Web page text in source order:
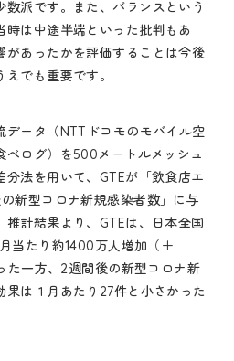
数派です。また、バランスという
時は中途半端といった批判もあ
があったかを評価することは今後
でも重要です。
データ（NTTドコモのモバイル空
べログ）を500メートルメッシュ
分法を用いて、GTEが「飲食店エ
新型コロナ新規感染者数」に与
推計結果より、GTEは、日本全国
当たり約1400万人増加（＋
た一方、2週間後の新型コロナ新
は１月あたり27件と小さかった